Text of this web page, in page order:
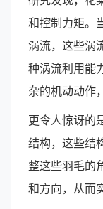
和控制力矩。
涡流，这些涡
种涡流利用能
杂的机动动作
更令人惊讶的
结构，这些结
整这些羽毛的
和方向，从而